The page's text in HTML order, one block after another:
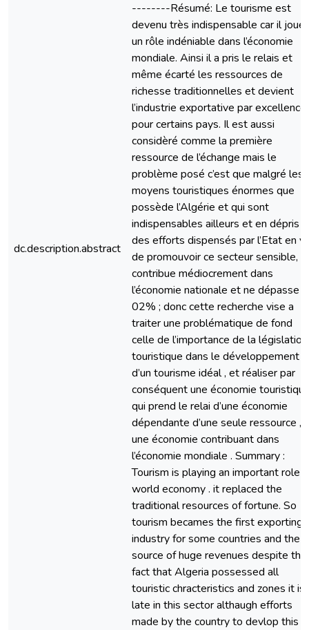
dc.description.abstract
--------Résumé: Le tourisme est
devenu très indispensable car il joue
un rôle indéniable dans l’économie
mondiale. Ainsi il a pris le relais et
même écarté les ressources de
richesse traditionnelles et devient
l’industrie exportative par excellence
pour certains pays. Il est aussi
considèré comme la première
ressource de l’échange mais le
problème posé c’est que malgré les
moyens touristiques énormes que
possède l’Algérie et qui sont
indispensables ailleurs et en dépris
des efforts dispensés par l’Etat en
de promouvoir ce secteur sensible, il
contribue médiocrement dans
l’économie nationale et ne dépasse
02% ; donc cette recherche vise a
traiter une problématique de fond
celle de l’importance de la législation
touristique dans le développement
d’un tourisme idéal , et réaliser par
conséquent une économie
qui prend le relai d’une économie
dépendante d’une seule ressource ,
une économie contribuant dans
l’économie mondiale . Summary :
Tourism is playing an important role
world economy . it replaced the
traditional resources of fortune. So
tourism becames the first exporting
industry for some countries and the
source of huge revenues despite the
fact that Algeria possessed all
touristic chracteristics and zones it is
late in this sector althaugh efforts
made by the country to devlop this